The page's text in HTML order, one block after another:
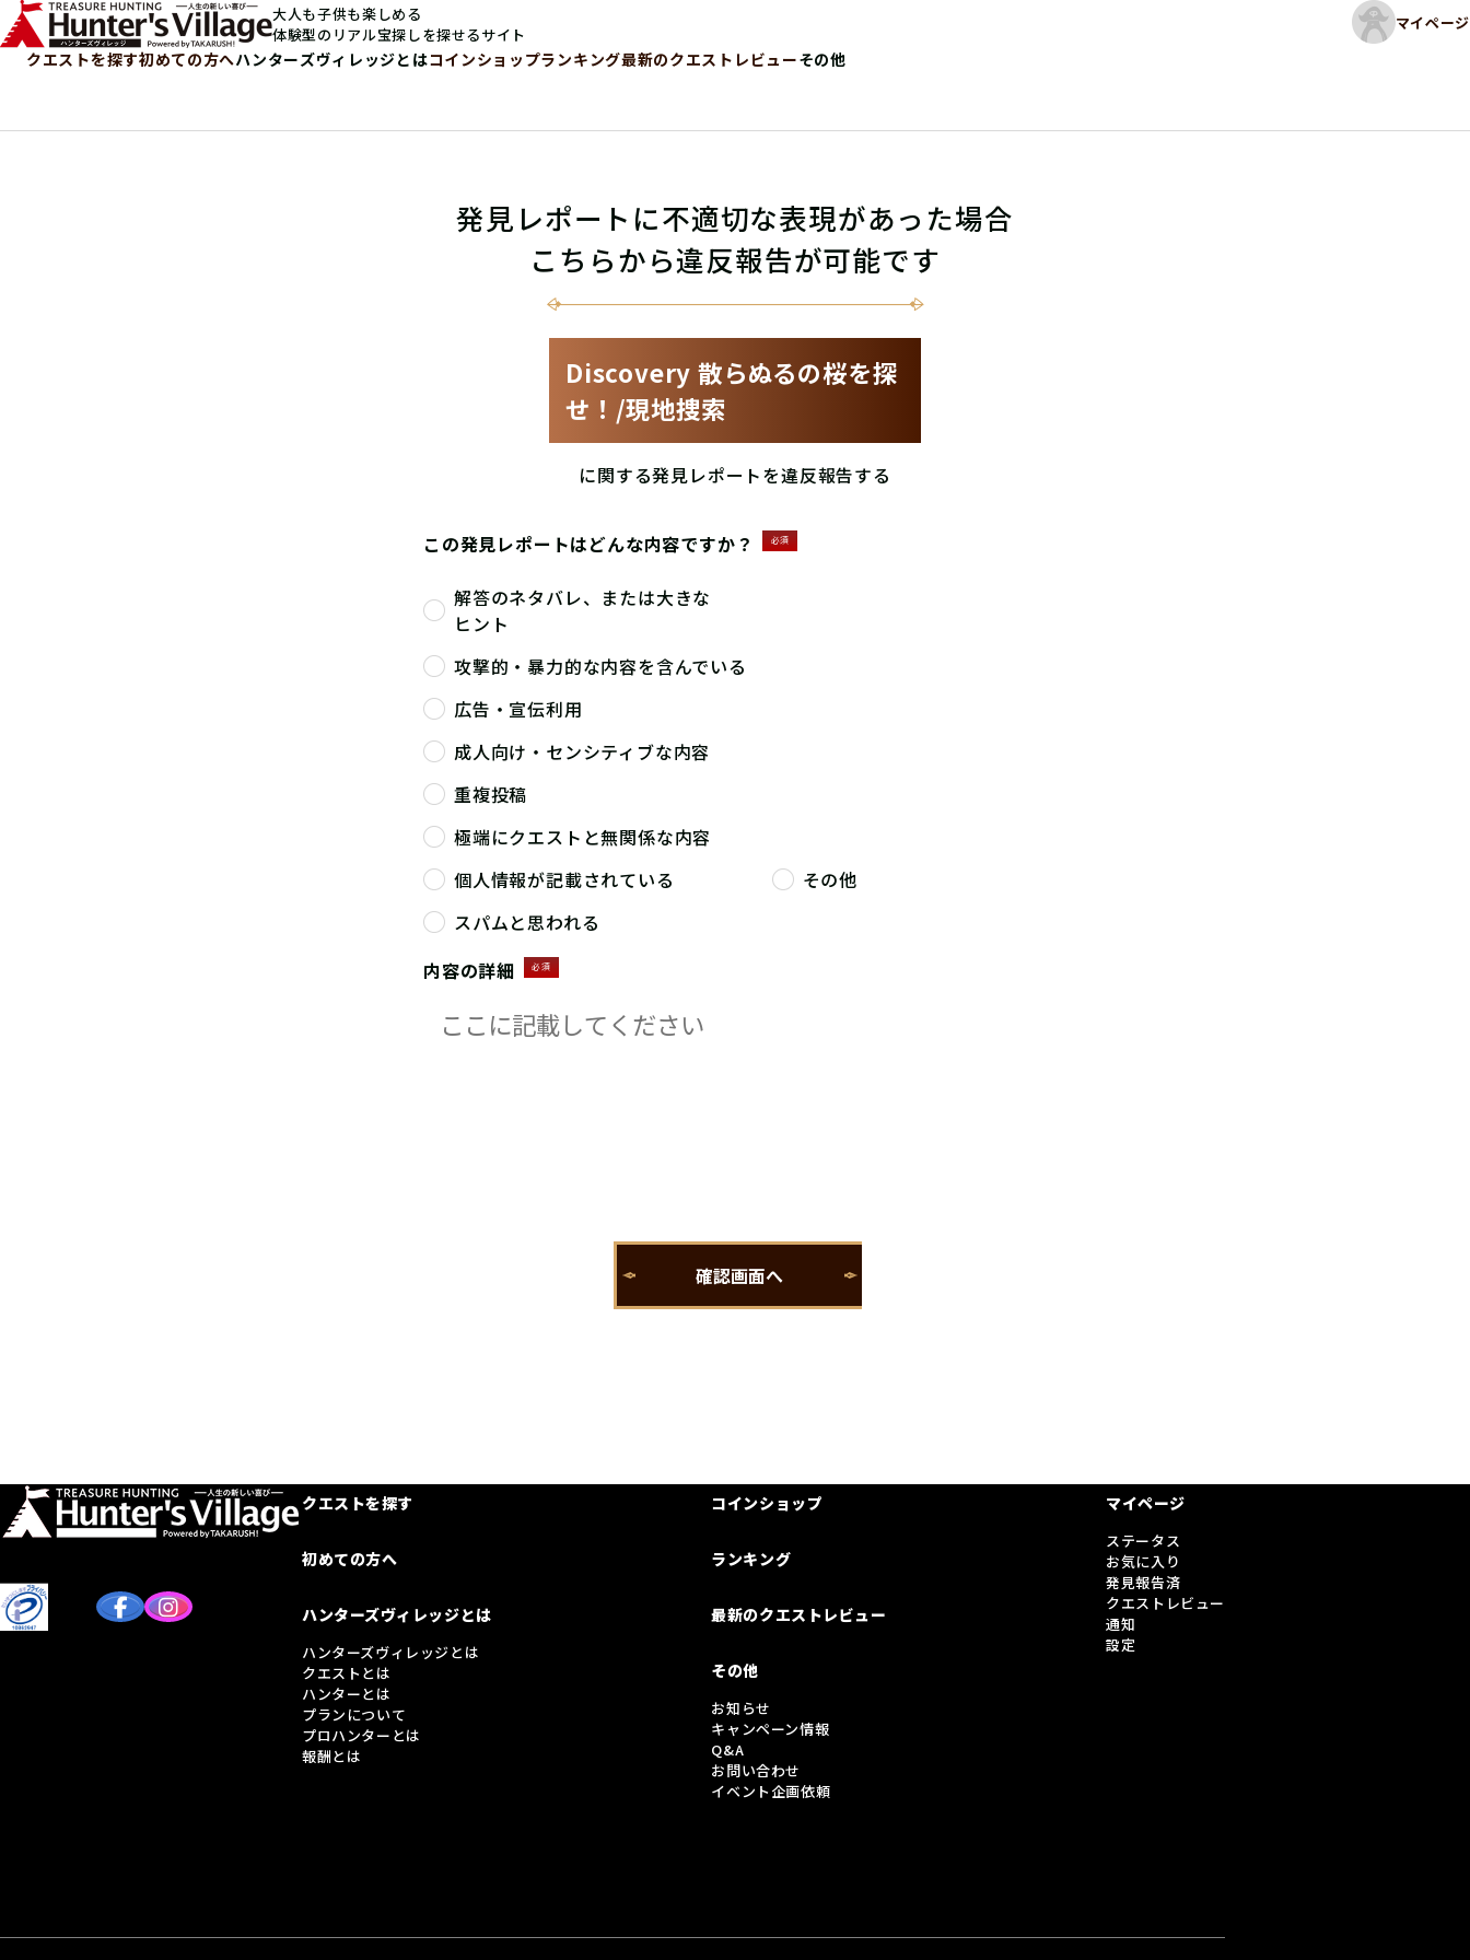
大人も子供も楽しめる
体験型のリアル宝探しを探せるサイト
マイページ
クエストを探す初めての方へハンターズヴィレッジとはコインショップランキング最新のクエストレビューその他
発見レポートに不適切な表現があった場合
こちらから違反報告が可能です
Discovery 散らぬるの桜を探
せ！/現地捜索
に関する発見レポートを違反報告する
この発見レポートはどんな内容ですか？ 必須
解答のネタバレ、または大きな
ヒント
攻撃的・暴力的な内容を含んでいる
広告・宣伝利用
成人向け・センシティブな内容
重複投稿
極端にクエストと無関係な内容
個人情報が記載されている
その他
スパムと思われる
内容の詳細
必須
クエストを探す
初めての方へ
ハンターズヴィレッジとは
ハンターズヴィレッジとは
クエストとは
ハンターとは
プランについて
プロハンターとは
報酬とは
コインショップ
ランキング
最新のクエストレビュー
その他
お知らせ
キャンペーン情報
Q&A
お問い合わせ
イベント企画依頼
マイページ
ステータス
お気に入り
発見報告済
クエストレビュー
通知
設定